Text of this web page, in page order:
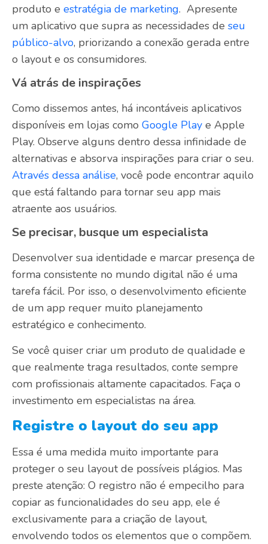
produto e estratégia de marketing. Apresente
um aplicativo que supra as necessidades de seu
público-alvo, priorizando a conexão gerada entre
o layout e os consumidores.
Vá atrás de inspirações
Como dissemos antes, há incontáveis aplicativos
disponíveis em lojas como Google Play e Apple
Play. Observe alguns dentro dessa infinidade de
alternativas e absorva inspirações para criar o seu.
Através dessa análise, você pode encontrar aquilo
que está faltando para tornar seu app mais
atraente aos usuários.
Se precisar, busque um especialista
Desenvolver sua identidade e marcar presença de
forma consistente no mundo digital não é uma
tarefa fácil. Por isso, o desenvolvimento eficiente
de um app requer muito planejamento
estratégico e conhecimento.
Se você quiser criar um produto de qualidade e
que realmente traga resultados, conte sempre
com profissionais altamente capacitados. Faça o
investimento em especialistas na área.
Registre o layout do seu app
Essa é uma medida muito importante para
proteger o seu layout de possíveis plágios. Mas
preste atenção: O registro não é empecilho para
copiar as funcionalidades do seu app, ele é
exclusivamente para a criação de layout,
envolvendo todos os elementos que o compõem.